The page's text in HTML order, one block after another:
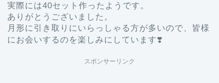
実際には40セット作ったようです。
ありがとうございました。
月形に引き取りにいらっしゃる方が多いので、皆様
にお会いするのを楽しみにしています❣️
スポンサーリンク